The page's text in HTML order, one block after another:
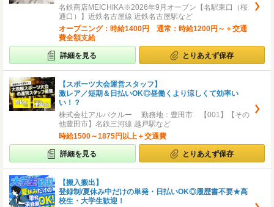
名鉄商店MEICHIKA※2026年9月オープン【名駅東口（桜
通口）】近鉄名古屋線 近鉄名古屋駅など
オープニング：時給1400円 通常：時給1200円～＋交通
費全額支給
詳細を見る とりあえず保存
【スポーツ大会運営スタッフ】
激レア／短期＆日払いOK◎昼働くより涼しくて効率い
い！？
株式会社アルバクルー 勤務地：豊田市 【001】【その
他豊田市】名鉄三河線 越戸駅など
時給1500～1875円以上＋交通費
詳細を見る とりあえず保存
【搬入搬出】
登録制/夏休み中だけの単発・日払いOK◎履歴書不要★高
校生・大学生歓迎！